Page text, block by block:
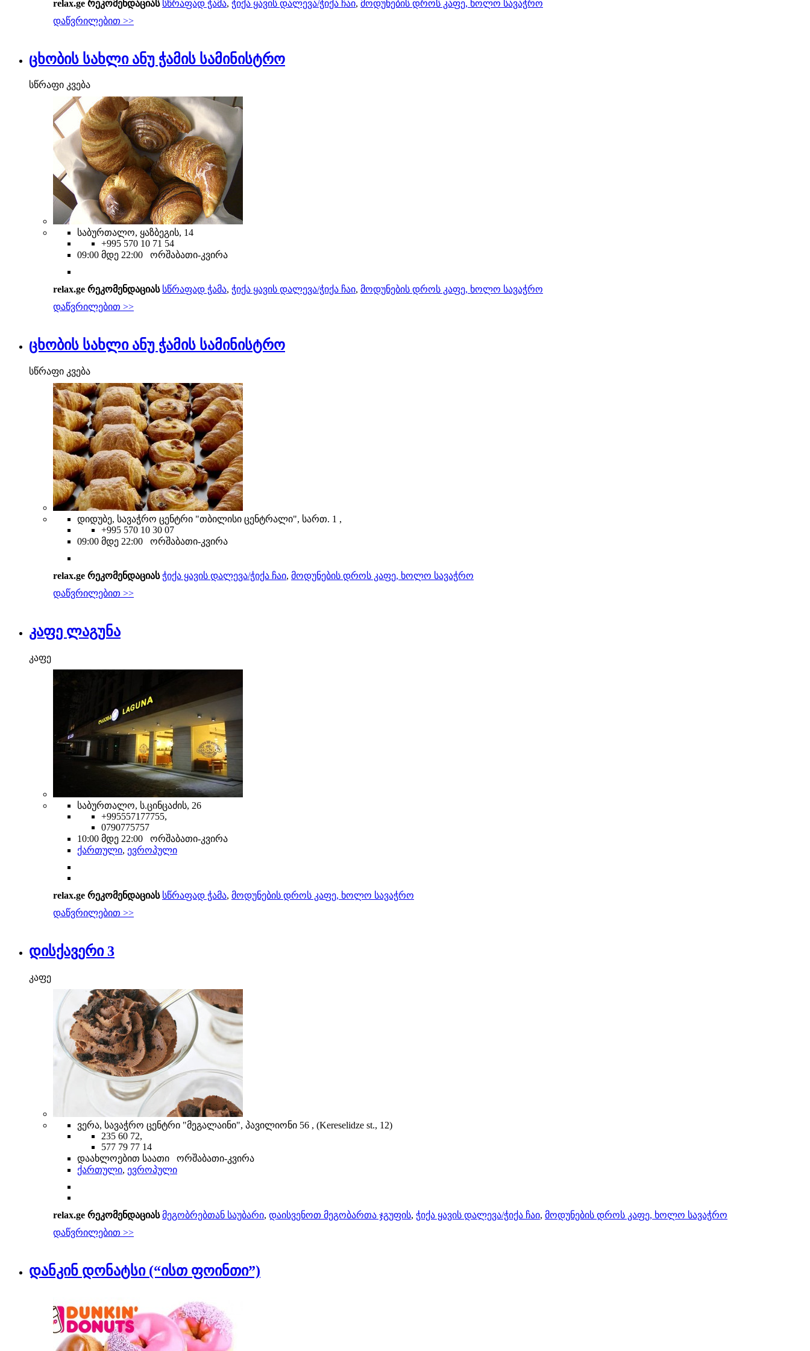
relax.ge რეკომენდაციას სწრაფად ჭამა, ჭიქა ყავის დალევა/ჭიქა ჩაი, მოდუნების დროს კაფე, ხოლო სავაჭრო
დაწვრილებით >>
ცხობის სახლი ანუ ჭამის სამინისტრო
სწრაფი კვება
საბურთალო, ყაზბეგის, 14
+995 570 10 71 54
09:00 მდე 22:00 ორშაბათი-კვირა
relax.ge რეკომენდაციას სწრაფად ჭამა, ჭიქა ყავის დალევა/ჭიქა ჩაი, მოდუნების დროს კაფე, ხოლო სავაჭრო
დაწვრილებით >>
ცხობის სახლი ანუ ჭამის სამინისტრო
სწრაფი კვება
დიდუბე, სავაჭრო ცენტრი "თბილისი ცენტრალი", სართ. 1 ,
+995 570 10 30 07
09:00 მდე 22:00 ორშაბათი-კვირა
relax.ge რეკომენდაციას ჭიქა ყავის დალევა/ჭიქა ჩაი, მოდუნების დროს კაფე, ხოლო სავაჭრო
დაწვრილებით >>
კაფე ლაგუნა
კაფე
საბურთალო, ს.ცინცაძის, 26
+995557177755,
0790775757
10:00 მდე 22:00 ორშაბათი-კვირა
ქართული, ევროპული
relax.ge რეკომენდაციას სწრაფად ჭამა, მოდუნების დროს კაფე, ხოლო სავაჭრო
დაწვრილებით >>
დისქავერი 3
კაფე
ვერა, სავაჭრო ცენტრი "მეგალაინი", პავილიონი 56 , (Kereselidze st., 12)
235 60 72,
577 79 77 14
დაახლოებით საათი ორშაბათი-კვირა
ქართული, ევროპული
relax.ge რეკომენდაციას მეგობრებთან საუბარი, დაისვენოთ მეგობართა ჯგუფის, ჭიქა ყავის დალევა/ჭიქა ჩაი, მოდუნების დროს კაფე, ხოლო სავაჭრო
დაწვრილებით >>
დანკინ დონატსი (“ისთ ფოინთი”)